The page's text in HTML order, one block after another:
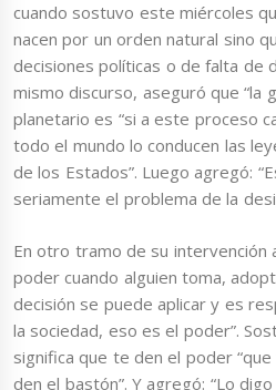
cuando sostuvo este miércoles
nacen por un orden natural sino
decisiones políticas o de falta de
mismo discurso, aseguró que “la
planetario es “si a este proceso
todo el mundo lo conducen las
de los Estados”. Luego agregó:
seriamente el problema de la
En otro tramo de su intervención
poder cuando alguien toma,
decisión se puede aplicar y es
la sociedad, eso es el poder”.
significa que te den el poder
den el bastón”. Y agregó: “Lo